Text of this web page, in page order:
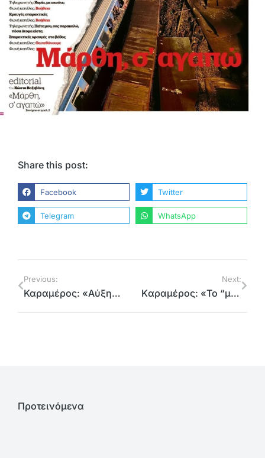
Share this post:
Facebook Twitter
Telegram WhatsApp
Previous:
Καραμέρος: «Αύξηση των Δημοτικών Τελών του Δήμου Αχαρνών έως 80%»
Next:
Kαραμέρος: «Το “μ” στο λογότυπο του Μετρό Θεσσαλονίκης θυμίζει και το μάσημα του δημόσιου ταμείου»
Προτεινόμενα